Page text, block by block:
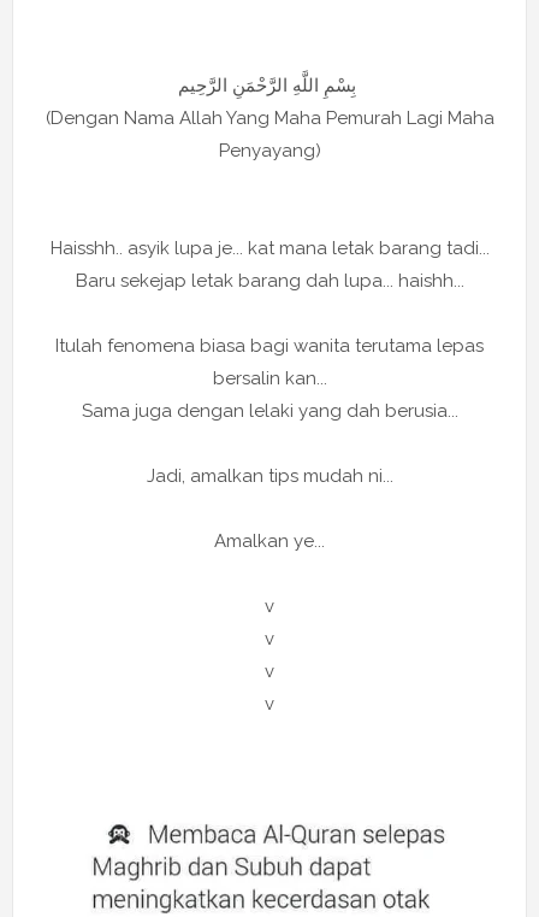
(Dengan Nama Allah Yang Maha Pemurah Lagi Maha
Penyayang)
Haisshh.. asyik lupa je... kat mana letak barang tadi...
Baru sekejap letak barang dah lupa... haishh...
Itulah fenomena biasa bagi wanita terutama lepas
bersalin kan...
Sama juga dengan lelaki yang dah berusia...
Jadi, amalkan tips mudah ni...
Amalkan ye...
v
v
v
v